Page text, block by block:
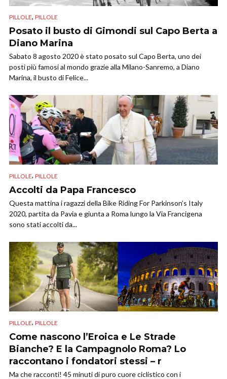
PILLOLE, PILLOLE
Posato il busto di Gimondi sul Capo Berta a
Diano Marina
Sabato 8 agosto 2020 è stato posato sul Capo Berta, uno dei
posti più famosi al mondo grazie alla Milano-Sanremo, a Diano
Marina, il busto di Felice...
PILLOLE, PILLOLE
Accolti da Papa Francesco
Questa mattina i ragazzi della Bike Riding For Parkinson’s Italy
2020, partita da Pavia e giunta a Roma lungo la Via Francigena
sono stati accolti da...
PILLOLE, PILLOLE
Come nascono l’Eroica e Le Strade
Bianche? E la Campagnolo Roma? Lo
raccontano i fondatori stessi – r
Ma che racconti! 45 minuti di puro cuore ciclistico con i